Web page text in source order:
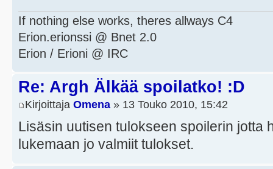
If nothing else works, theres allways C4
Erion.erionssi @ Bnet 2.0
Erion / Erioni @ IRC
Re: Argh Älkää spoilatko! :D
Kirjoittaja Omena » 13 Touko 2010, 15:42
Lisäsin uutisen tulokseen spoilerin jotta
lukemaan jo valmiit tulokset.